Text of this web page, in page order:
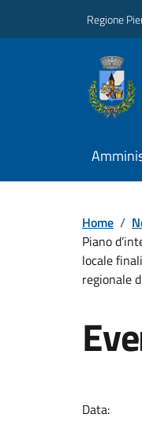
Regione
Home /
Piano
locale
regionale
Data: